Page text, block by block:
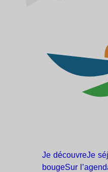
Je découvreJe
bougeSur